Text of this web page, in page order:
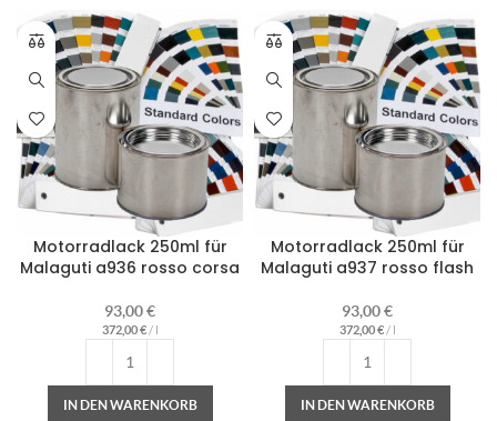
Motorradlack 250ml für
Malaguti a936 rosso corsa
93,00€
372,00€/ l
IN DEN WARENKORB
Motorradlack 250ml für
Malaguti a937 rosso flash
93,00€
372,00€/ l
IN DEN WARENKORB